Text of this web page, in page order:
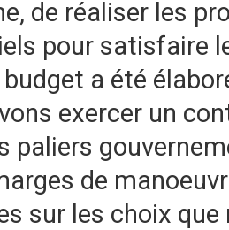
de réaliser les
pour satisfaire
a été
exercer un
paliers
de
sur les choix